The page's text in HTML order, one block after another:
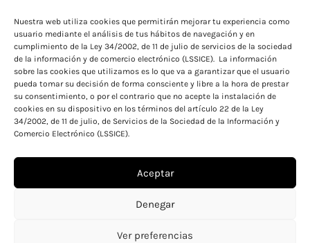
Nuestra web utiliza cookies que permitirán mejorar tu experiencia como
usuario mediante el análisis de tus hábitos de navegación y en
cumplimiento de la Ley 34/2002, de 11 de julio de servicios de la sociedad
de la información y de comercio electrónico (LSSICE). La información
sobre las cookies que utilizamos es lo que va a garantizar que el usuario
pueda tomar su decisión de forma consciente y libre a la hora de prestar
su consentimiento, o por el contrario que no acepte la instalación de
cookies en su dispositivo en los términos del artículo 22 de la Ley
34/2002, de 11 de julio, de Servicios de la Sociedad de la Información y
Comercio Electrónico (LSSICE).
Aceptar
Denegar
Ver preferencias
Descubre dónde buscar becas ya concedidas
en 2021
Política de cookies
Copyright © 2026 Becas y ayudas para educación